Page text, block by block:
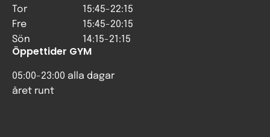
Tor
15:45-22:15
Fre
15:45-20:15
Sön
14:15-21:15
Öppettider GYM
05:00-23:00 alla dagar
året runt